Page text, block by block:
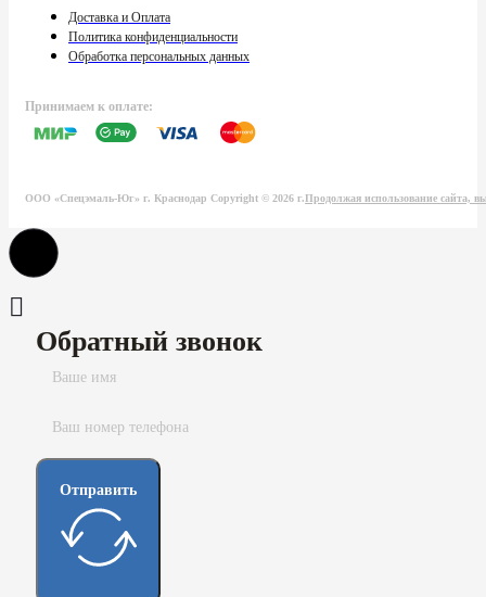
Доставка и Оплата
Политика конфиденциальности
Обработка персональных данных
Принимаем к оплате:
ООО «Спецэмаль-Юг» г. Краснодар Copyright © 2026 г.Продолжая использование сайта,
Обратный звонок
Отправить